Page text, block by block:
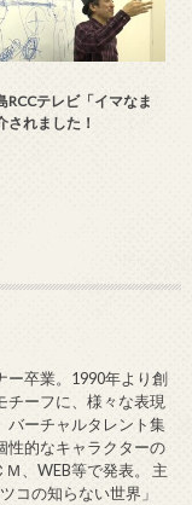
RCCテレビ「イマなま
されました！
ー卒業。1990年より創
チーフに、様々な表現
バーチャルタレント集
性的なキャラクターの
、WEB等で発表。 主
コの知らない世界」